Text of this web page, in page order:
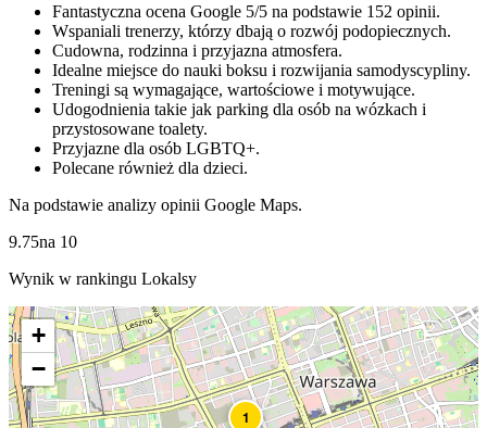
Fantastyczna ocena Google 5/5 na podstawie 152 opinii.
Wspaniali trenerzy, którzy dbają o rozwój podopiecznych.
Cudowna, rodzinna i przyjazna atmosfera.
Idealne miejsce do nauki boksu i rozwijania samodyscypliny.
Treningi są wymagające, wartościowe i motywujące.
Udogodnienia takie jak parking dla osób na wózkach i
przystosowane toalety.
Przyjazne dla osób LGBTQ+.
Polecane również dla dzieci.
Na podstawie analizy opinii Google Maps.
9.75na 10
Wynik w rankingu Lokalsy
1
+
−